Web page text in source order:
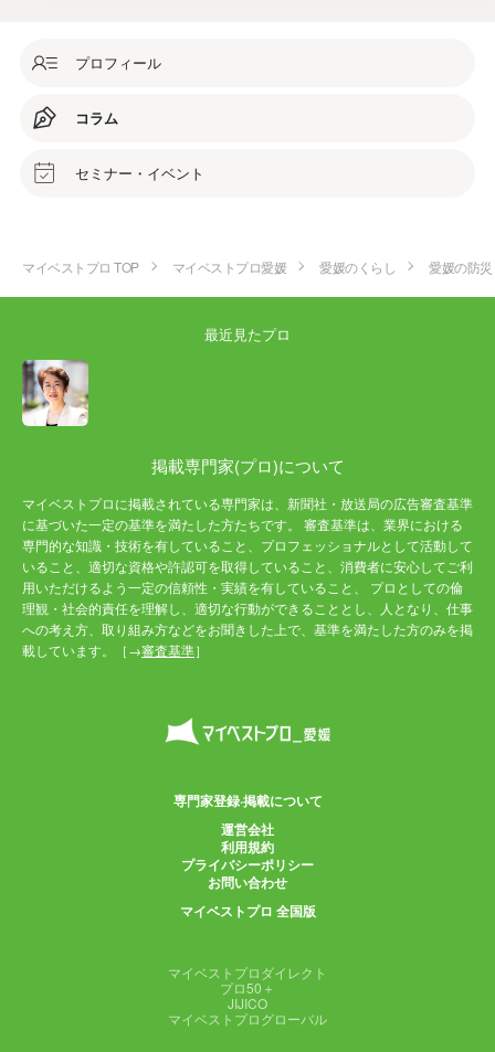
プロフィール
コラム
セミナー・イベント
マイベストプロ TOP マイベストプロ愛媛 愛媛のくらし 愛媛の防
最近見たプロ
掲載専門家(プロ)について
マイベストプロに掲載されている専門家は、新聞社・放送局の広告審査基準
に基づいた一定の基準を満たした方たちです。 審査基準は、業界における
専門的な知識・技術を有していること、プロフェッショナルとして活動して
いること、適切な資格や許認可を取得していること、消費者に安心してご利
用いただけるよう一定の信頼性・実績を有していること、 プロとしての倫
理観・社会的責任を理解し、適切な行動ができることとし、人となり、仕事
への考え方、取り組み方などをお聞きした上で、基準を満たした方のみを掲
載しています。［→審査基準］
専門家登録·掲載について
運営会社
利用規約
プライバシーポリシー
お問い合わせ
マイベストプロ 全国版
マイベストプロダイレクト
プロ50＋
JIJICO
マイベストプログローバル